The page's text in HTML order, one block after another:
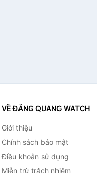
VỀ ĐĂNG QUANG WATCH
Giới thiệu
Chính sách bảo mật
Điều khoản sử dụng
Miễn trừ trách nhiệm